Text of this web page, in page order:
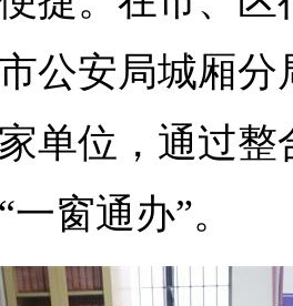
公安局城厢
单位，通过
窗通办”。